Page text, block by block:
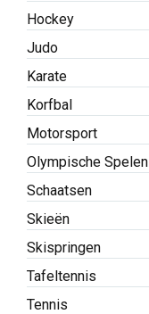
Hockey
Judo
Karate
Korfbal
Motorsport
Olympische Spelen
Schaatsen
Skieën
Skispringen
Tafeltennis
Tennis